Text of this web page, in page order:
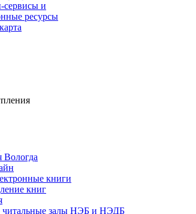
сервисы и
ресурсы
Вологда
книги
книг
читальные залы НЭБ и НЭДБ